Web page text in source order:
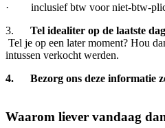
· inclusief btw voor niet-btw-
3. Tel idealiter op de laatste
Tel je op een later moment? Hou
intussen verkocht werden.
4. Bezorg ons deze informatie
Waarom liever vandaag